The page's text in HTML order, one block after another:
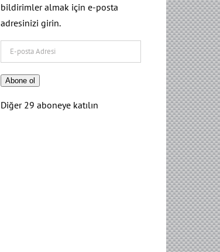
bildirimler almak için e-posta
adresinizi girin.
posta
Adresi
Abone ol
Diğer 29 aboneye katılın